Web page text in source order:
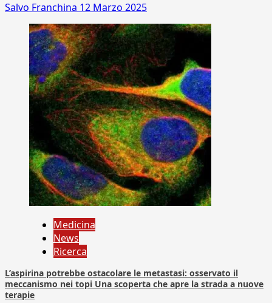
Salvo Franchina 12 Marzo 2025
Medicina
News
Ricerca
L’aspirina potrebbe ostacolare le metastasi: osservato il
meccanismo nei topi Una scoperta che apre la strada a nuove
terapie